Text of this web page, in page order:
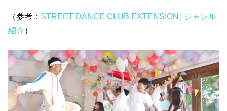
（参考： STREET DANCE CLUB EXTENSION│ジャンル
紹介）